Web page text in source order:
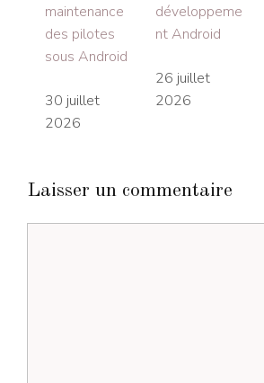
maintenance
des pilotes
sous Android
30 juillet
2026
développeme
nt Android
26 juillet
2026
Laisser un commentaire